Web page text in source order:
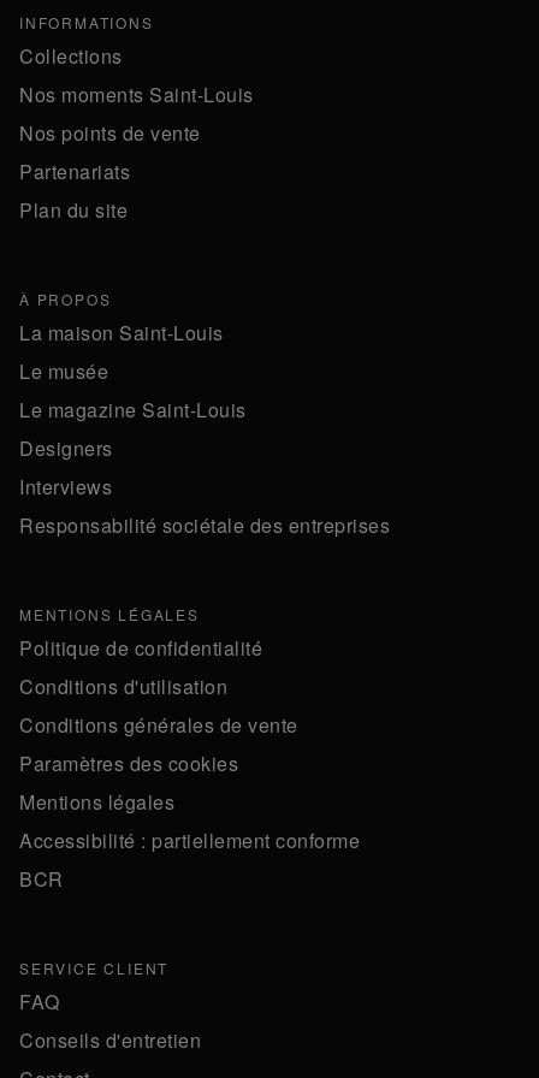
INFORMATIONS
Collections
Nos moments Saint-Louis
Nos points de vente
Partenariats
Plan du site
À PROPOS
La maison Saint-Louis
Le musée
Le magazine Saint-Louis
Designers
Interviews
Responsabilité sociétale des entreprises
MENTIONS LÉGALES
Politique de confidentialité
Conditions d'utilisation
Conditions générales de vente
Paramètres des cookies
Mentions légales
Accessibilité : partiellement conforme
BCR
SERVICE CLIENT
FAQ
Conseils d'entretien